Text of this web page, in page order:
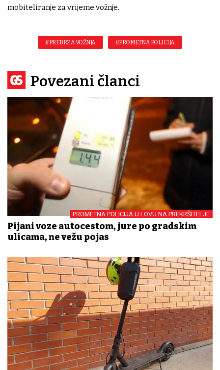
mobiteliranje za vrijeme vožnje.
#PREBRZA VOŽNJA #PROMETNA POLICIJA
Povezani članci
PROMETNA POLICIJA U LOVU NA PREKRŠITELJE
Pijani voze autocestom, jure po gradskim
ulicama, ne vežu pojas